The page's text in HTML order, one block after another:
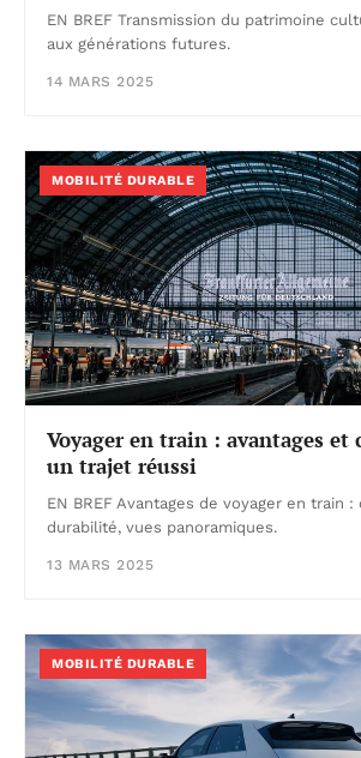
EN BREF Transmission du patrimoine
aux générations futures.
14 MARS 2025
MOBILITÉ DURABLE
Voyager en train : avantages et
un trajet réussi
EN BREF Avantages de voyager en train
durabilité, vues panoramiques.
13 MARS 2025
MOBILITÉ DURABLE